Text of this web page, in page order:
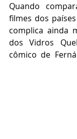
Quando
filmes dos
complica ainda
dos Vidros
cômico de